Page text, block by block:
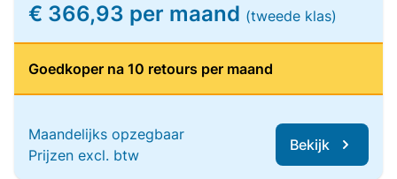
€ 366,93 per maand (tweede klas)
Goedkoper na 10 retours per maand
Maandelijks opzegbaar
Prijzen excl. btw
Bekijk